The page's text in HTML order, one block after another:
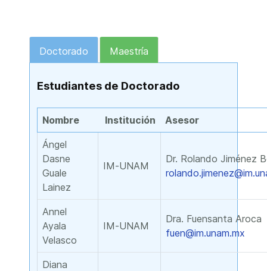
Doctorado Maestría
Estudiantes de Doctorado
Nombre Institución Asesor
Ángel
Dasne
Guale
Lainez
IM-UNAM
Dr. Rolando Jiménez
Annel
Ayala
Velasco
IM-UNAM
Dra. Fuensanta Aroca
fuen@im.unam.mx
Diana